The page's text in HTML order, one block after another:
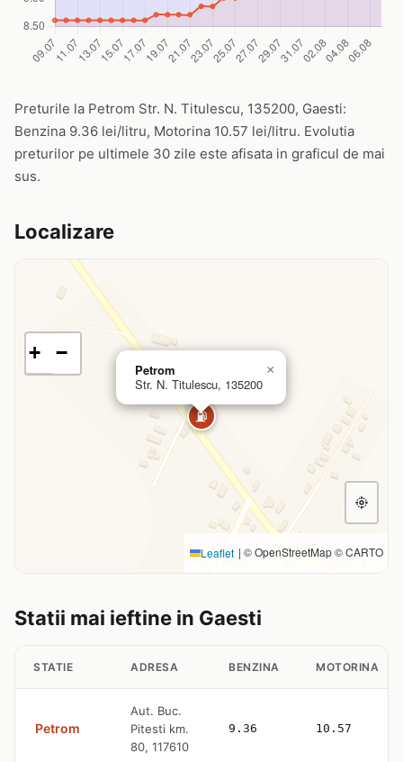
Preturile la Petrom Str. N. Titulescu, 135200, Gaesti:
Benzina 9.36 lei/litru, Motorina 10.57 lei/litru. Evolutia
preturilor pe ultimele 30 zile este afisata in graficul de mai
sus.
Localizare
⛽
Petrom
Str. N. Titulescu, 135200
×
+ −
Leaflet | © OpenStreetMap © CARTO
Statii mai ieftine in Gaesti
STATIE ADRESA BENZINA MOTORINA
Petrom
Aut. Buc.
Pitesti km.
80, 117610
9.36 10.57